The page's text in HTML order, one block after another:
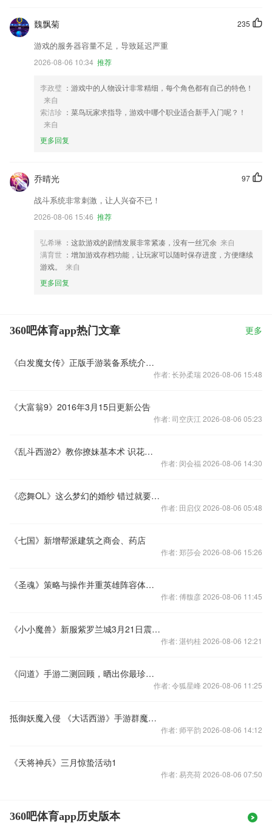
235
魏飘菊
游戏的服务器容量不足，导致延迟严重
2026-08-06 10:34 推荐
李政璧 ：游戏中的人物设计非常精细，每个角色都有自己的特色！
来自
索洁珍 ：菜鸟玩家求指导，游戏中哪个职业适合新手入门呢？！
来自
更多回复
97
乔晴光
战斗系统非常刺激，让人兴奋不已！
2026-08-06 15:46 推荐
弘希琳 ：这款游戏的剧情发展非常紧凑，没有一丝冗余 来自
满育世 ：增加游戏存档功能，让玩家可以随时保存进度，方便继续
游戏。
来自
更多回复
360吧体育app热门文章 更多
《白发魔女传》正版手游装备系统介绍！
作者: 长孙柔瑞 2026-08-06 15:48
《大富翁9》2016年3月15日更新公告
作者: 司空庆江 2026-08-06 05:23
《乱斗西游2》教你撩妹基本术 识花语赢金注灵
作者: 闵会福 2026-08-06 14:30
《恋舞OL》这么梦幻的婚纱 错过就要等一年！
作者: 田启仪 2026-08-06 05:48
《七国》新增帮派建筑之商会、药店
作者: 郑莎会 2026-08-06 15:26
《圣魂》策略与操作并重英雄阵容体系可圈可点
作者: 傅馥彦 2026-08-06 11:45
《小小魔兽》新服紫罗兰城3月21日震撼开启
作者: 湛钧桂 2026-08-06 12:21
《问道》手游二测回顾，晒出你最珍贵的截图。
作者: 令狐星峰 2026-08-06 11:25
抵御妖魔入侵 《大话西游》手游群魔天降玩法登场
作者: 师平韵 2026-08-06 14:12
《天将神兵》三月惊蛰活动1
作者: 易亮荷 2026-08-06 07:50
360吧体育app历史版本